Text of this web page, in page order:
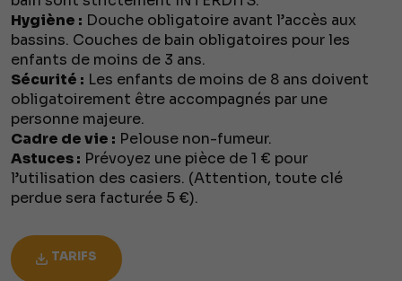
Hygiène : Douche obligatoire avant l’accès aux
bassins. Couches de bain obligatoires pour les
enfants de moins de 3 ans.
Sécurité : Les enfants de moins de 8 ans doivent
obligatoirement être accompagnés par une
personne majeure.
Cadre de vie : Pelouse non-fumeur.
Astuces : Prévoyez une pièce de 1 € pour
l’utilisation des casiers. (Attention, toute clé
perdue sera facturée 5 €).
TARIFS